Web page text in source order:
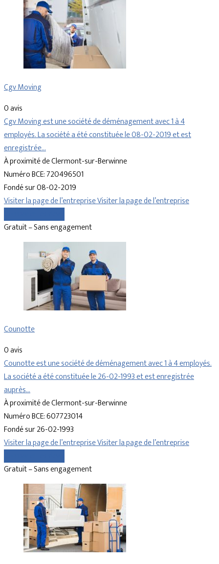
Cgv Moving
0 avis
Cgv Moving est une société de déménagement avec 1 à 4
employés. La société a été constituée le 08-02-2019 et est
enregistrée…
À proximité de Clermont-sur-Berwinne
Numéro BCE: 720496501
Fondé sur 08-02-2019
Visiter la page de l’entrepriseVisiter la page de l’entreprise
Gratuit – Sans engagement
Counotte
0 avis
Counotte est une société de déménagement avec 1 à 4 employés.
La société a été constituée le 26-02-1993 et est enregistrée
auprès…
À proximité de Clermont-sur-Berwinne
Numéro BCE: 607723014
Fondé sur 26-02-1993
Visiter la page de l’entrepriseVisiter la page de l’entreprise
Gratuit – Sans engagement